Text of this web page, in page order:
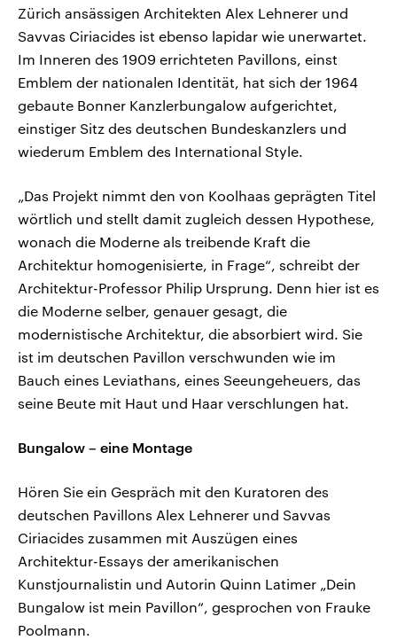
Zürich ansässigen Architekten Alex Lehnerer und
Savvas Ciriacides ist ebenso lapidar wie unerwartet.
Im Inneren des 1909 errichteten Pavillons, einst
Emblem der nationalen Identität, hat sich der 1964
gebaute Bonner Kanzlerbungalow aufgerichtet,
einstiger Sitz des deutschen Bundeskanzlers und
wiederum Emblem des International Style.
„Das Projekt nimmt den von Koolhaas geprägten Titel
wörtlich und stellt damit zugleich dessen Hypothese,
wonach die Moderne als treibende Kraft die
Architektur homogenisierte, in Frage“, schreibt der
Architektur-Professor Philip Ursprung. Denn hier ist es
die Moderne selber, genauer gesagt, die
modernistische Architektur, die absorbiert wird. Sie
ist im deutschen Pavillon verschwunden wie im
Bauch eines Leviathans, eines Seeungeheuers, das
seine Beute mit Haut und Haar verschlungen hat.
Bungalow – eine Montage
Hören Sie ein Gespräch mit den Kuratoren des
deutschen Pavillons Alex Lehnerer und Savvas
Ciriacides zusammen mit Auszügen eines
Architektur-Essays der amerikanischen
Kunstjournalistin und Autorin Quinn Latimer „Dein
Bungalow ist mein Pavillon“, gesprochen von Frauke
Poolmann.